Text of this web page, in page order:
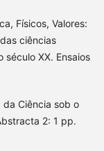
Físicos, Valores:
ciências
século XX. Ensaios
da Ciência sob o
2: 1 pp.